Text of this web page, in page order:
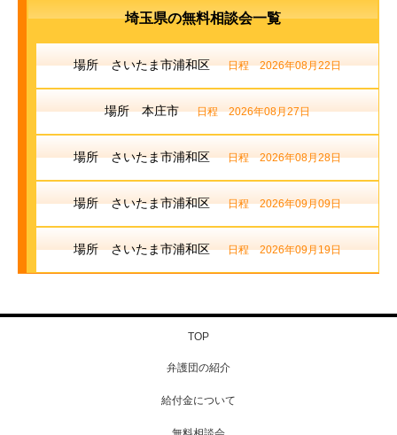
埼玉県の無料相談会一覧
場所 さいたま市浦和区 日程 2026年08月22日
場所 本庄市 日程 2026年08月27日
場所 さいたま市浦和区 日程 2026年08月28日
場所 さいたま市浦和区 日程 2026年09月09日
場所 さいたま市浦和区 日程 2026年09月19日
TOP
弁護団の紹介
給付金について